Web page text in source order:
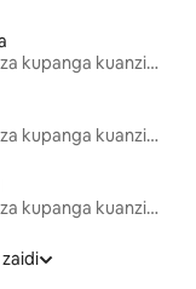
Nyumba za kupanga kuanzia mwezi mmoja
Nyumba za kupanga kuanzia mwezi mmoja
Nyumba za kupanga kuanzia mwezi mmoja